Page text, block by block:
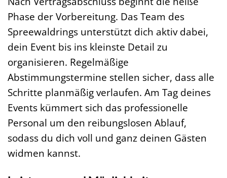
Phase der Vorbereitung. Das Team des
Spreewaldrings unterstützt dich aktiv dabei,
dein Event bis ins kleinste Detail zu
organisieren. Regelmäßige
Abstimmungstermine stellen sicher, dass alle
Schritte planmäßig verlaufen. Am Tag deines
Events kümmert sich das professionelle
Personal um den reibungslosen Ablauf,
sodass du dich voll und ganz deinen Gästen
widmen kannst.